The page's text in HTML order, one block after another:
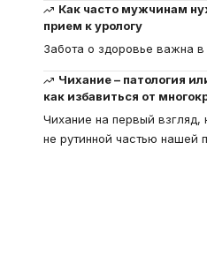
Как часто мужчинам
прием к урологу
Забота о здоровье важна
Чихание – патология
как избавиться от
Чихание на первый
не рутинной частью нашей